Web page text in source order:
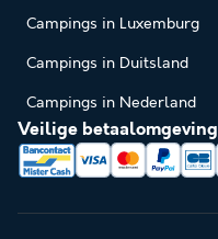
Campings in Luxemburg
Campings in Duitsland
Campings in Nederland
Veilige betaalomgeving